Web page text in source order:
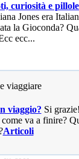
curiosità e
Jones era
la Gioconda?
ecc...
viaggio? Si
come va a finire?
Articoli